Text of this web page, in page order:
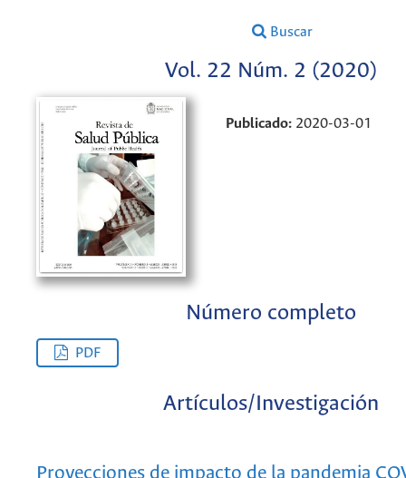
Buscar
Vol. 22 Núm. 2 (2020)
Publicado: 2020-03-01
Número completo
PDF
Artículos/Investigación
Proyecciones de impacto de la pandemia